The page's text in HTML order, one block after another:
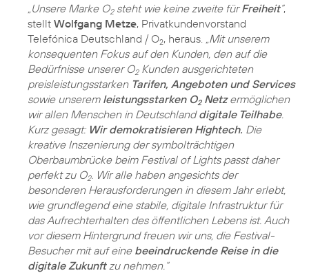
„Unsere Marke O2steht wie keine zweite fürFreiheit“,
stellt Wolfgang Metze, Privatkundenvorstand
Telefónica Deutschland / O2, heraus.
„Mit unserem
konsequenten Fokus auf den Kunden, den auf die
Bedürfnisse unserer O2Kunden ausgerichteten
preisleistungsstarken Tarifen, Angeboten und Services
sowie unserem leistungsstarken O2Netzermöglichen
wir allen Menschen in Deutschlanddigitale Teilhabe.
Kurz gesagt: Wir demokratisieren Hightech. Die
kreative Inszenierung der symbolträchtigen
Oberbaumbrücke beim Festival of Lights passt daher
perfekt zu O2. Wir alle haben angesichts der
besonderen Herausforderungen in diesem Jahr erlebt,
wie grundlegend eine stabile, digitale Infrastruktur für
das Aufrechterhalten des öffentlichen Lebens ist. Auch
vor diesem Hintergrund freuen wir uns, die Festival-
Besucher mit auf eine beeindruckende Reise in die
digitale Zukunftzu nehmen.“